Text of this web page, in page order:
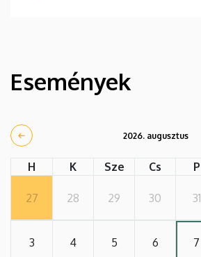
Események
2026. augusztus
H K Sze Cs P
27 28 29 30 31
3 4 5 6 7